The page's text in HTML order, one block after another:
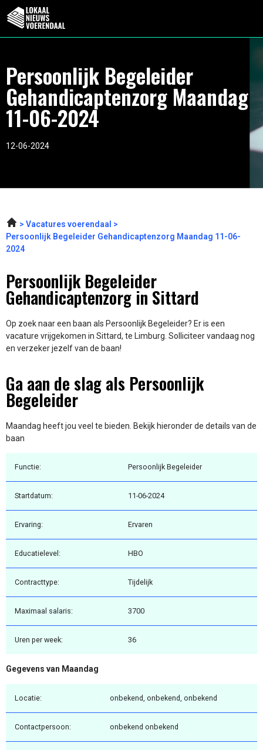
Persoonlijk Begeleider
Gehandicaptenzorg Maandag
11-06-2024
12-06-2024
Vacatures voerendaal
Persoonlijk Begeleider Gehandicaptenzorg Maandag 11-06-
2024
Persoonlijk Begeleider
Gehandicaptenzorg in Sittard
Op zoek naar een baan als Persoonlijk Begeleider? Er is een
vacature vrijgekomen in Sittard, te Limburg. Solliciteer vandaag nog
en verzeker jezelf van de baan!
Ga aan de slag als Persoonlijk
Begeleider
Maandag heeft jou veel te bieden. Bekijk hieronder de details van de
baan
Functie: Persoonlijk Begeleider
Startdatum: 11-06-2024
Ervaring: Ervaren
Educatielevel: HBO
Contracttype: Tijdelijk
Maximaal salaris: 3700
Uren per week: 36
Gegevens van Maandag
Locatie: onbekend, onbekend, onbekend
Contactpersoon: onbekend onbekend